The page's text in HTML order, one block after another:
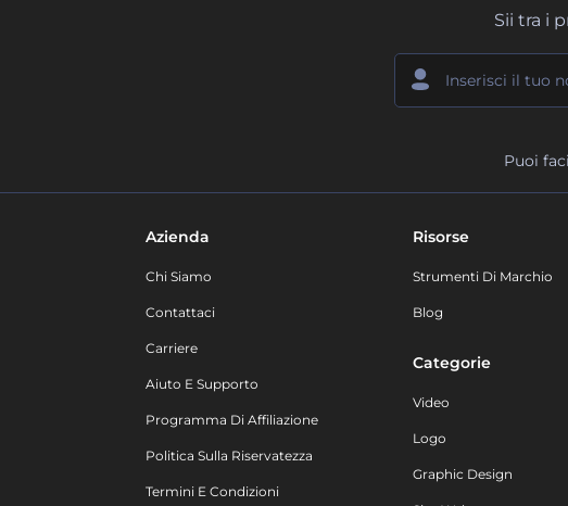
Sii tra i
Puoi
Azienda
Chi Siamo
Contattaci
Carriere
Aiuto E Supporto
Programma Di Affiliazione
Politica Sulla Riservatezza
Termini E Condizioni
Risorse
Strumenti Di Marchio
Blog
Categorie
Video
Logo
Graphic Design